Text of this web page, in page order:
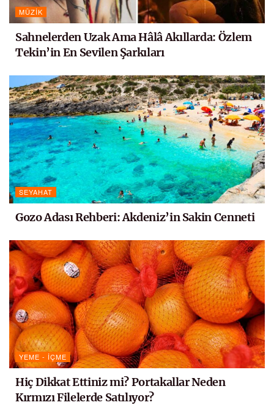
MÜZIK
Sahnelerden Uzak Ama Hâlâ Akıllarda: Özlem
Tekin’in En Sevilen Şarkıları
SEYAHAT
Gozo Adası Rehberi: Akdeniz’in Sakin Cenneti
YEME - İÇME
Hiç Dikkat Ettiniz mi? Portakallar Neden
Kırmızı Filelerde Satılıyor?